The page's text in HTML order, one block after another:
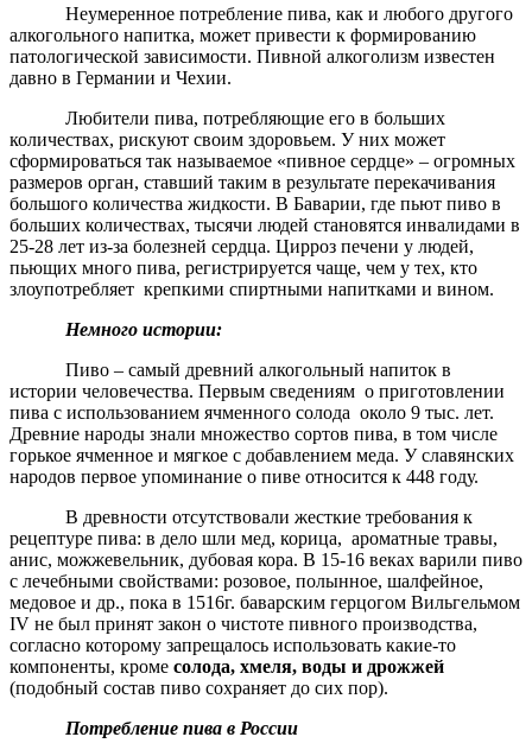
Неумеренное потребление пива, как и любого другого
алкогольного напитка, может привести к формированию
патологической зависимости. Пивной алкоголизм известен
давно в Германии и Чехии.
Любители пива, потребляющие его в больших
количествах, рискуют своим здоровьем. У них может
сформироваться так называемое «пивное сердце» – огромных
размеров орган, ставший таким в результате перекачивания
большого количества жидкости. В Баварии, где пьют пиво в
больших количествах, тысячи людей становятся инвалидами в
25-28 лет из-за болезней сердца. Цирроз печени у людей,
пьющих много пива, регистрируется чаще, чем у тех, кто
злоупотребляет крепкими спиртными напитками и вином.
Немного истории:
Пиво – самый древний алкогольный напиток в
истории человечества. Первым сведениям о приготовлении
пива с использованием ячменного солода около 9 тыс. лет.
Древние народы знали множество сортов пива, в том числе
горькое ячменное и мягкое с добавлением меда. У славянских
народов первое упоминание о пиве относится к 448 году.
В древности отсутствовали жесткие требования к
рецептуре пива: в дело шли мед, корица, ароматные травы,
анис, можжевельник, дубовая кора. В 15-16 веках варили пиво
с лечебными свойствами: розовое, полынное, шалфейное,
медовое и др., пока в 1516г. баварским герцогом Вильгельмом
IV не был принят закон о чистоте пивного производства,
согласно которому запрещалось использовать какие-то
компоненты, кроме солода, хмеля, воды и дрожжей
(подобный состав пиво сохраняет до сих пор).
Потребление пива в России